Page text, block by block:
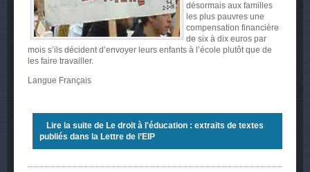
désormais aux familles
les plus pauvres une
compensation financière
de six à dix euros par
mois s’ils décident d’envoyer leurs enfants à l’école plutôt que de
les faire travailler.
Langue Français
Lire la suite de Le droit à l'éducation : extraits de textes
publiés dans la Lettre de l’EIP